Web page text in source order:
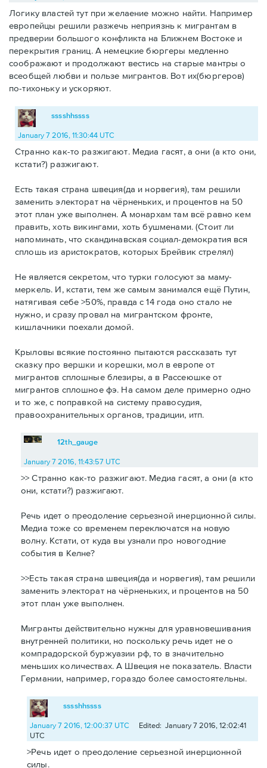
Логику властей тут при желаение можно найти. Например
европейцы решили разжечь неприязнь к мигрантам в
предверии большого конфликта на Ближнем Востоке и
перекрытия границ. А немецкие бюргеры медленно
соображают и продолжают вестись на старые мантры о
всеобщей любви и пользе мигрантов. Вот их(бюргеров)
по-тихоньку и ускоряют.
sssshhssss
January 7 2016, 11:30:44 UTC
Странно как-то разжигают. Медиа гасят, а они (а кто они,
кстати?) разжигают.
Есть такая страна швеция(да и норвегия), там решили
заменить электорат на чёрненьких, и процентов на 50
этот план уже выполнен. А монархам там всё равно кем
править, хоть викингами, хоть бушменами. (Стоит ли
напоминать, что скандинавская социал-демократия вся
сплошь из аристократов, которых Брейвик стрелял)
Не является секретом, что турки голосуют за маму-
меркель. И, кстати, тем же самым занимался ещё Путин,
натягивая себе >50%, правда с 14 года оно стало не
нужно, и сразу провал на мигрантском фронте,
кишлачники поехали домой.
Крыловы всякие постоянно пытаются рассказать тут
сказку про вершки и корешки, мол в европе от
мигрантов сплошные блезиры, а в Рассеюшке от
мигрантов сплошное фэ. На самом деле примерно одно
и то же, с поправкой на систему правосудия,
правоохранительных органов, традиции, итп.
12th_gauge
January 7 2016, 11:43:57 UTC
>> Странно как-то разжигают. Медиа гасят, а они (а кто
они, кстати?) разжигают.
Речь идет о преодоление серьезной инерционной силы.
Медиа тоже со временем переключатся на новую
волну. Кстати, от куда вы узнали про новогодние
события в Келне?
>>Есть такая страна швеция(да и норвегия), там решили
заменить электорат на чёрненьких, и процентов на 50
этот план уже выполнен.
Мигранты действительно нужны для уравновешивания
внутренней политики, но поскольку речь идет не о
компрадорской буржуазии рф, то в значительно
меньших количествах. А Швеция не показатель. Власти
Германии, например, гораздо более самостоятельны.
sssshhssss
January 7 2016, 12:00:37 UTC
Edited: January 7 2016, 12:02:41
UTC
>Речь идет о преодоление серьезной инерционной
силы.